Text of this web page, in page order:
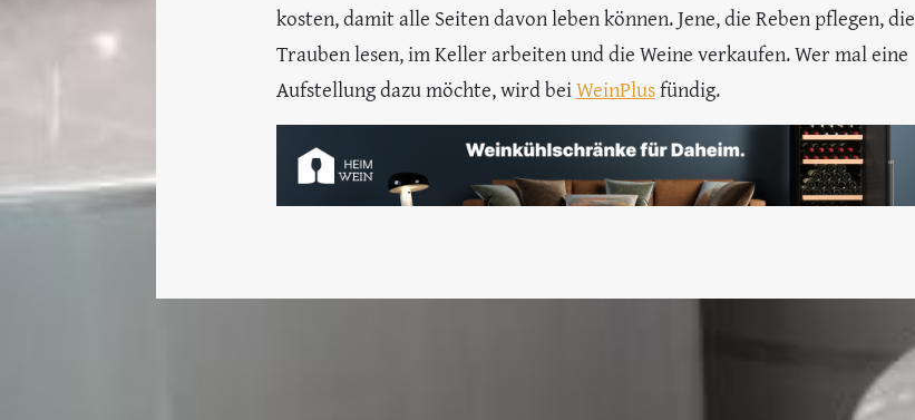
kosten, damit alle Seiten davon leben können. Jene, die Reben pflegen, die
Trauben lesen, im Keller arbeiten und die Weine verkaufen. Wer mal eine
Aufstellung dazu möchte, wird beiWeinPlusfündig.